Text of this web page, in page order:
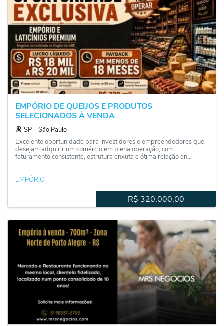
EMPÓRIO DE QUEIJOS E PRODUTOS
SELECIONADOS À VENDA
SP ‐ São Paulo
Excelente oportunidade para investidores e empreendedores que
desejam adquirir um comércio em plena operação, com
faturamento consistente, estrutura enxuta e ótima relação en...
EMPÓRIO
R$ 320.000,00